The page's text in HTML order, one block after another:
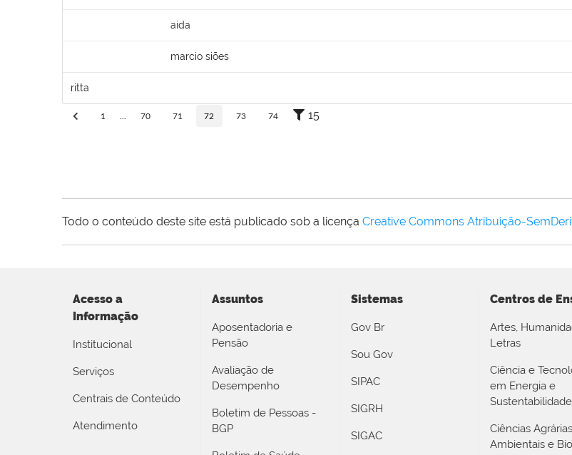
aida
marcio siões
ritta
1 70 71 72 73 74 15
Todo o conteúdo deste site está publicado sob a licença Creative Commons Atribuição-
Acesso a
Informação
Institucional
Serviços
Centrais de Conteúdo
Atendimento
Assuntos
Aposentadoria e
Pensão
Avaliação de
Desempenho
Boletim de Pessoas -
BGP
Sistemas
Gov Br
Sou Gov
SIPAC
SIGRH
SIGAC
Centros de
Artes,
Letras
Ciência e
em Energia e
Sustentabilidade
Ciências
Ambientais e